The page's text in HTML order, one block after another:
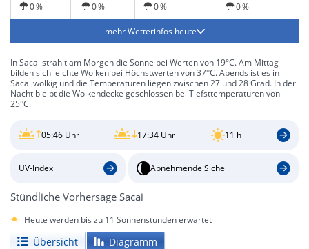
0 % 0 % 0 % 0 %
mehr Wetterinfos heute
In Sacai strahlt am Morgen die Sonne bei Werten von 19°C. Am Mittag
bilden sich leichte Wolken bei Höchstwerten von 37°C. Abends ist es in
Sacai wolkig und die Temperaturen liegen zwischen 27 und 28 Grad. In der
Nacht bleibt die Wolkendecke geschlossen bei Tiefsttemperaturen von
25°C.
05:46 Uhr 17:34 Uhr 11 h
UV-Index Abnehmende Sichel
Stündliche Vorhersage Sacai
Heute werden bis zu 11 Sonnenstunden erwartet
Übersicht Diagramm